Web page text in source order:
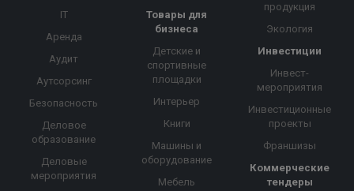
IT
Аренда
Аудит
Аутсорсинг
Безопасность
Деловое
образование
Деловые
мероприятия
Товары для
бизнеса
Детские и
спортивные
площадки
Интерьер
Книги
Машины и
оборудование
Мебель
продукция
Экология
Инвестиции
Инвест-
мероприятия
Инвестиционные
проекты
Франшизы
Коммерческие
тендеры